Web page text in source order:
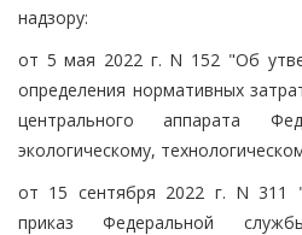
надзору:
от 5 мая 2022 г. N 152 "Об
определения нормативных
центрального аппарата
экологическому,
от 15 сентября 2022 г. N 311
приказ Федеральной